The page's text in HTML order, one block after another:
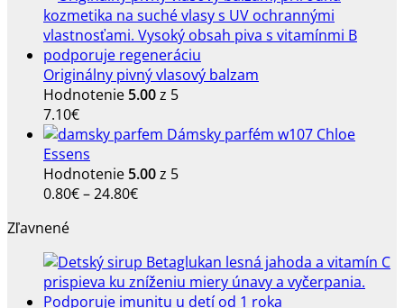
Originálny pivný vlasový balzam
Hodnotenie 5.00z 5
7.10€
Dámsky parfém w107 Chloe
Essens
Hodnotenie 5.00z 5
0.80€–24.80€Price
through
24.80€
Zľavnené